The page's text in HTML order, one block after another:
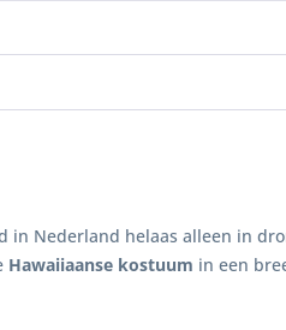
in Nederland helaas alleen in
Hawaiiaanse kostuum in een